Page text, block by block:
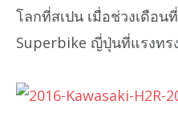
โลกที่สเปน เมื่อช่วงเดือ
Superbike ญี่ปุ่นที่แรงท